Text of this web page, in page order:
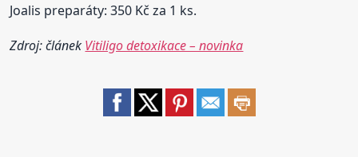
Joalis preparáty: 350 Kč za 1 ks.
Zdroj: článek Vitiligo detoxikace – novinka